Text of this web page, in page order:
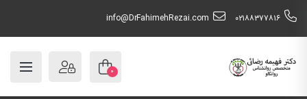
٠٢١٨٨٣٧٧٨١٦ info@DrFahimehRezai.com
۰